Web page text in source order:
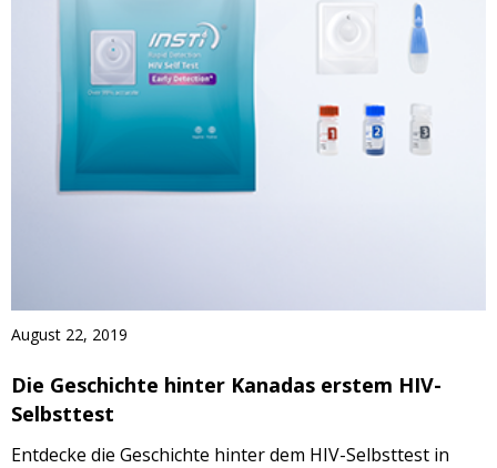
August 22, 2019
Die Geschichte hinter Kanadas erstem HIV-
Selbsttest
Entdecke die Geschichte hinter dem HIV-Selbsttest in